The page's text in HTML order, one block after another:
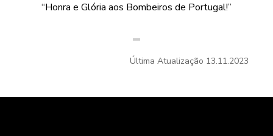
“Honra e Glória aos Bombeiros de Portugal!”
Última Atualização 13.11.2023